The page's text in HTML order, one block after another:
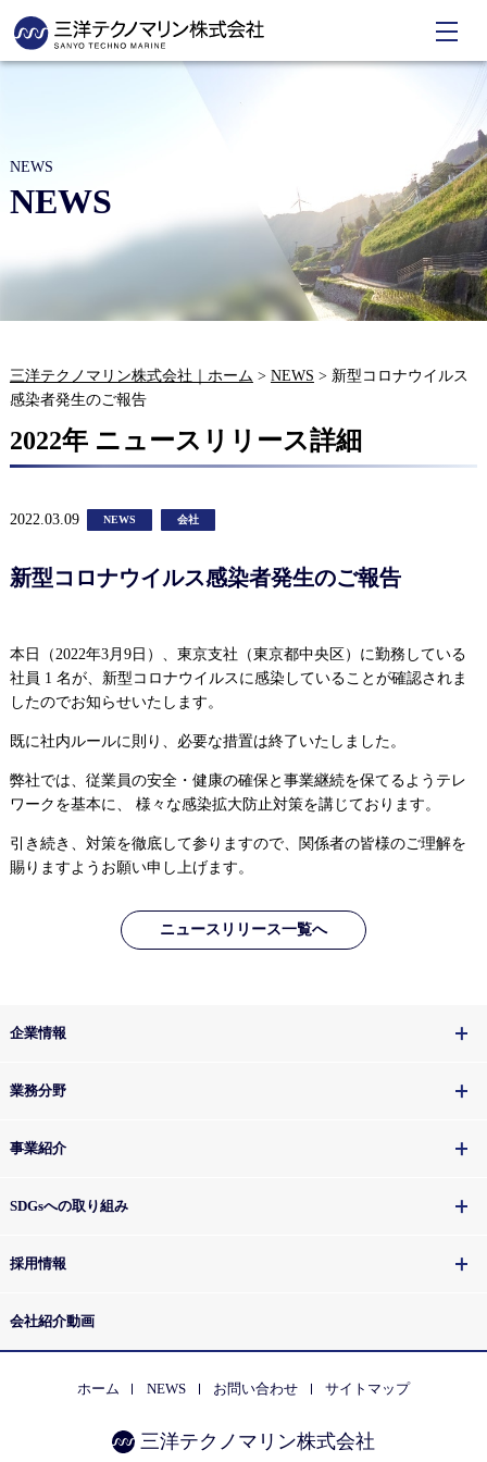
NEWS
NEWS
三洋テクノマリン株式会社｜ホーム > NEWS > 新型コロナウイルス
感染者発生のご報告
2022年 ニュースリリース詳細
2022.03.09 NEWS 会社
新型コロナウイルス感染者発生のご報告
本日（2022年3月9日）、東京支社（東京都中央区）に勤務している
社員 1 名が、新型コロナウイルスに感染していることが確認されま
したのでお知らせいたします。
既に社内ルールに則り、必要な措置は終了いたしました。
弊社では、従業員の安全・健康の確保と事業継続を保てるようテレ
ワークを基本に、 様々な感染拡大防止対策を講じております。
引き続き、対策を徹底して参りますので、関係者の皆様のご理解を
賜りますようお願い申し上げます。
ニュースリリース一覧へ
三洋テクノマリン株式会社
ホーム NEWS お問い合わせ サイトマップ
企業情報
業務分野
事業紹介
SDGsへの取り組み
採用情報
会社紹介動画